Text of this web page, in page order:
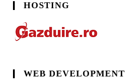
HOSTING
WEB DEVELOPMENT